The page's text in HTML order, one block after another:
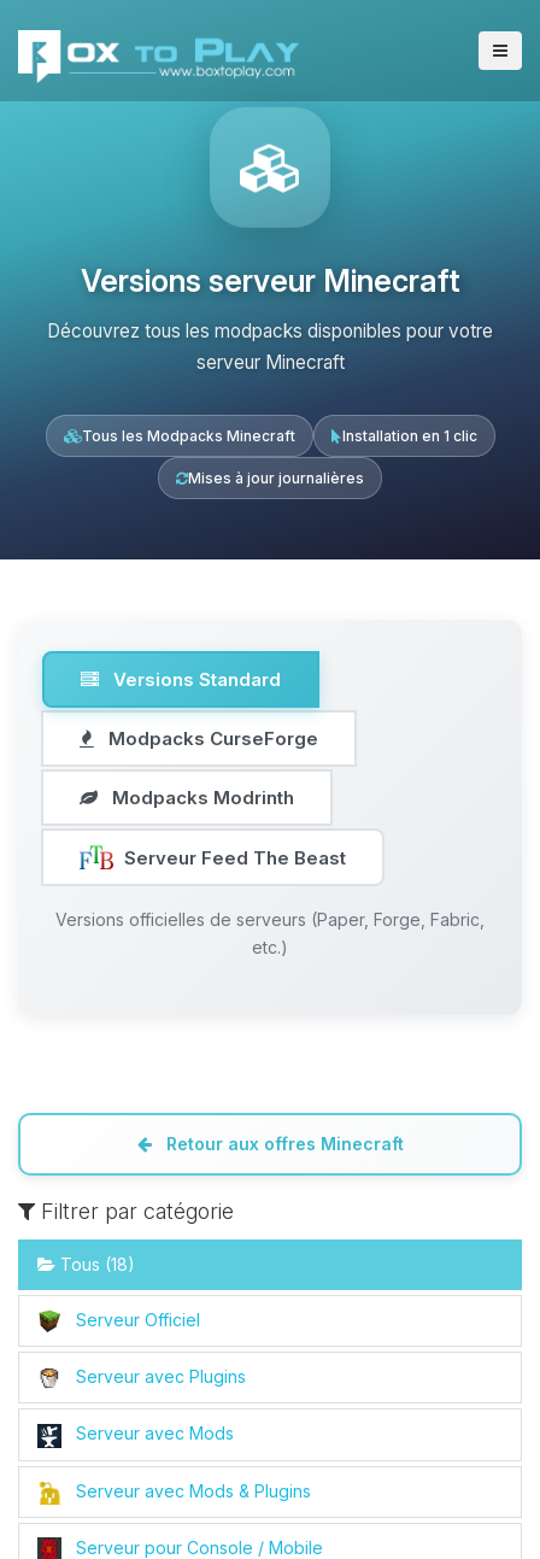
Versions serveur Minecraft
Découvrez tous les modpacks disponibles pour votre
serveur Minecraft
Tous les Modpacks Minecraft Installation en 1 clic
Mises à jour journalières
Versions Standard
Modpacks CurseForge
Modpacks Modrinth
Serveur Feed The Beast
Versions officielles de serveurs (Paper, Forge, Fabric,
etc.)
Retour aux offres Minecraft
Filtrer par catégorie
Tous (18)
Serveur Officiel
Serveur avec Plugins
Serveur avec Mods
Serveur avec Mods & Plugins
Serveur pour Console / Mobile